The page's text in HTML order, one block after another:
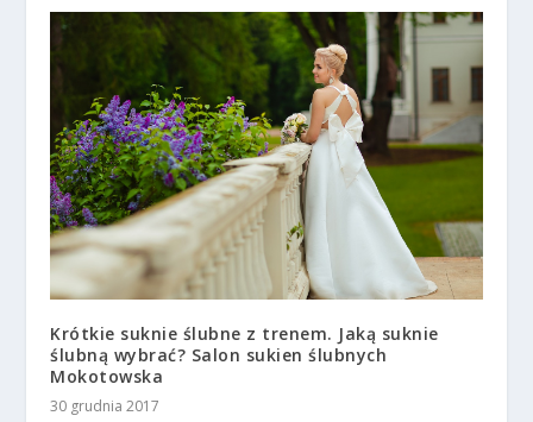
Krótkie suknie ślubne z trenem. Jaką suknie
ślubną wybrać? Salon sukien ślubnych
Mokotowska
30 grudnia 2017